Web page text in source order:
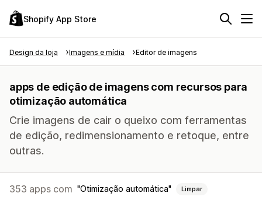
Shopify App Store
Design da loja Imagens e mídia Editor de imagens
apps de edição de imagens com recursos para
otimização automática
Crie imagens de cair o queixo com ferramentas
de edição, redimensionamento e retoque, entre
outras.
353 apps com Otimização automática Limpar